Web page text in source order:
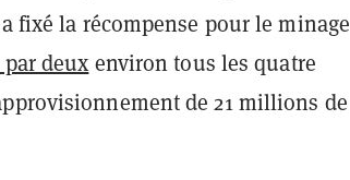
fixé la récompense pour le minage
deuxenviron tous les quatre
de 21 millions de